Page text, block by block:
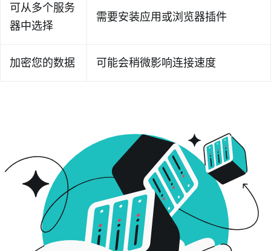
可从多个服务
器中选择
需要安装应用或浏览器插件
加密您的数据 可能会稍微影响连接速度